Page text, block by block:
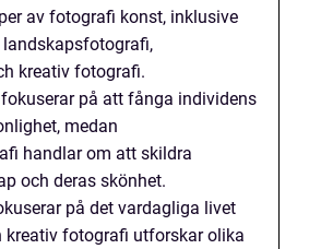
av fotografi konst, inklusive
kreativ fotografi.
på att fånga individens
medan
handlar om att skildra
och deras skönhet.
på det vardagliga livet
kreativ fotografi utforskar olika